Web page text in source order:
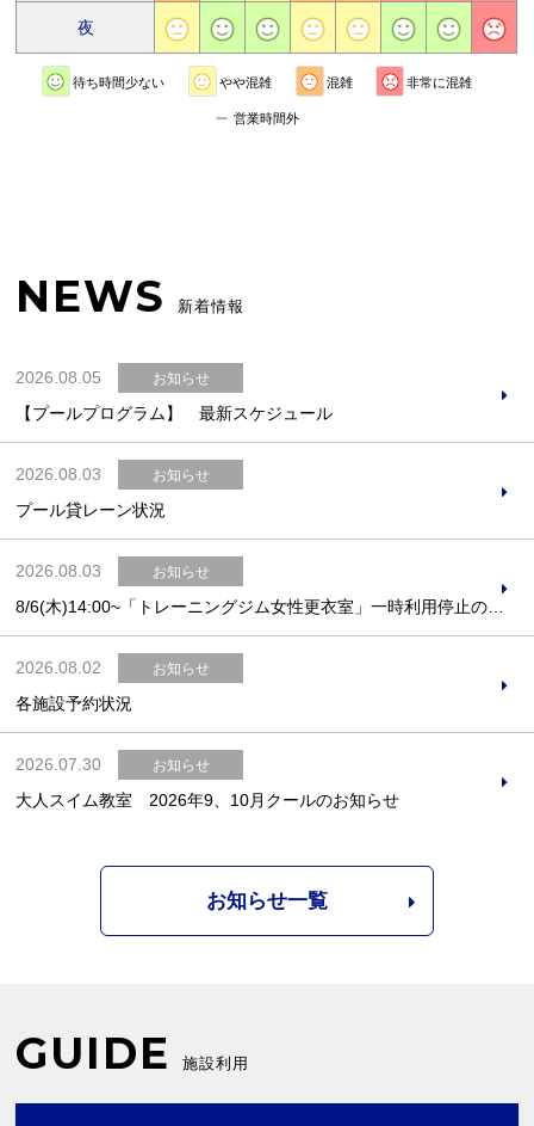
夜
待ち時間少ない やや混雑 混雑 非常に混雑
営業時間外
NEWS 新着情報
2026.08.05 お知らせ
【プールプログラム】 最新スケジュール
2026.08.03 お知らせ
プール貸レーン状況
2026.08.03 お知らせ
2026.08.02 お知らせ
各施設予約状況
2026.07.30 お知らせ
大人スイム教室 2026年9、10月クールのお知らせ
お知らせ一覧
GUIDE 施設利用